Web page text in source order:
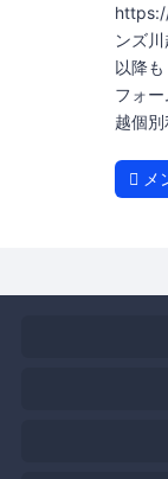
ンズ
以降
フォ
越個
メ